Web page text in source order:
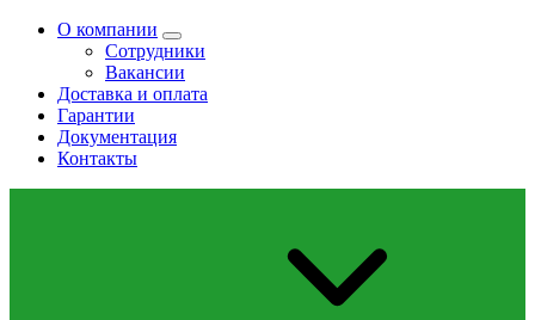
О компании
Сотрудники
Вакансии
Доставка и оплата
Гарантии
Документация
Контакты